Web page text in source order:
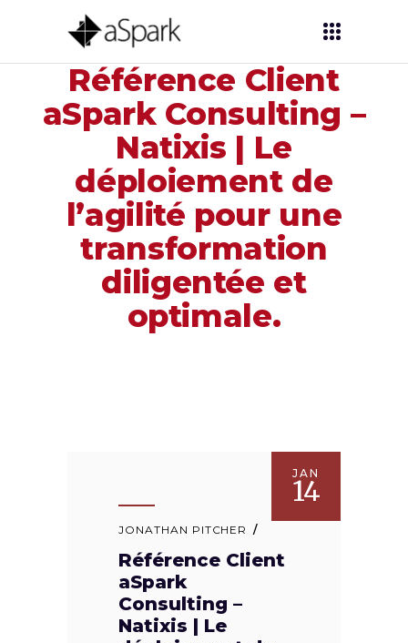
Référence Client
aSpark Consulting –
Natixis | Le
déploiement de
l’agilité pour une
transformation
diligentée et
optimale.
JAN
14
JONATHAN PITCHER
Référence Client
aSpark
Consulting –
Natixis | Le